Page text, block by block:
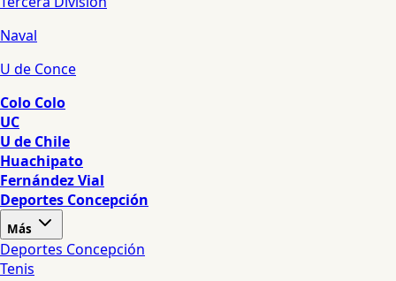
Naval
U de Conce
Colo Colo
UC
U de Chile
Huachipato
Fernández Vial
Deportes Concepción
Más
Deportes Concepción
Tenis